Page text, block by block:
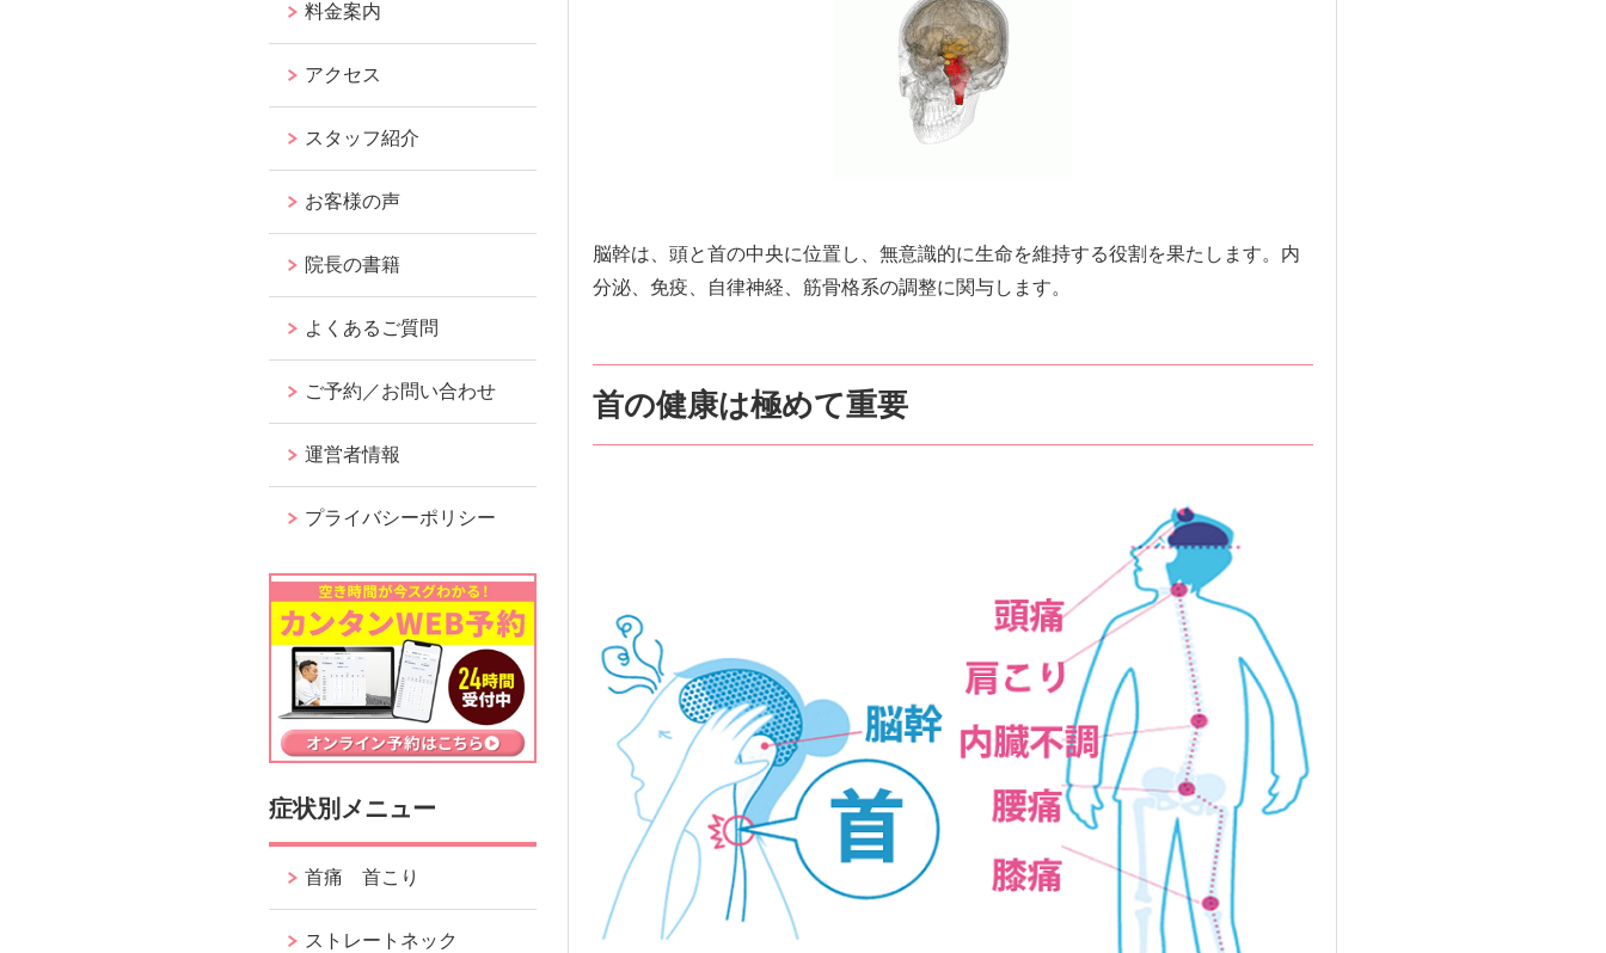
脳幹は、頭と首の中央に位置し、無意識的に生命を維持する役割を果たします。内
分泌、免疫、自律神経、筋骨格系の調整に関与します。
首の健康は極めて重要
料金案内
アクセス
スタッフ紹介
お客様の声
院長の書籍
よくあるご質問
ご予約／お問い合わせ
運営者情報
プライバシーポリシー
症状別メニュー
首痛 首こり
ストレートネック